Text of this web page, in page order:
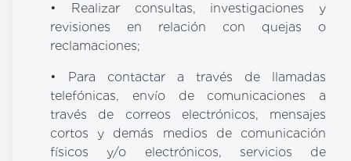
• Realizar consultas, investigaciones y
revisiones en relación con quejas o
reclamaciones;
• Para contactar a través de llamadas
telefónicas, envío de comunicaciones a
través de correos electrónicos, mensajes
cortos y demás medios de comunicación
físicos y/o electrónicos, servicios de